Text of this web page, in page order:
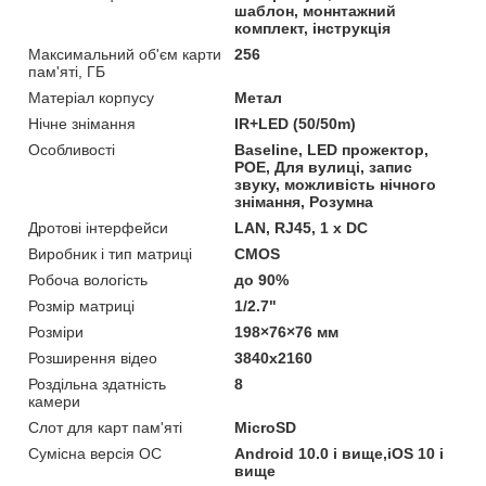
шаблон, моннтажний
комплект, інструкція
Максимальний об'єм карти
пам'яті, ГБ
256
Матеріал корпусу
Метал
Нічне знімання
IR+LED (50/50m)
Особливості
Baseline, LED прожектор,
POE, Для вулиці, запис
звуку, можливість нічного
знімання, Розумна
Дротові інтерфейси
LAN, RJ45, 1 x DC
Виробник і тип матриці
CMOS
Робоча вологість
до 90%
Розмір матриці
1/2.7"
Розміри
198×76×76 мм
Розширення відео
3840х2160
Роздільна здатність
камери
8
Слот для карт пам'яті
MicroSD
Сумісна версія ОС
Android 10.0 і вище,iOS 10 і
вище